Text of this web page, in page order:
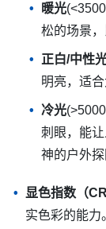
暖光
松的场景，
正白/中性
明亮，适合
冷光
刺眼，能
神的户外探
显色指数（
实色彩的能力